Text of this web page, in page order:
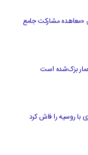
«معاهده مشارکت جامع
بزک‌شده است
با روسیه را فاش کرد